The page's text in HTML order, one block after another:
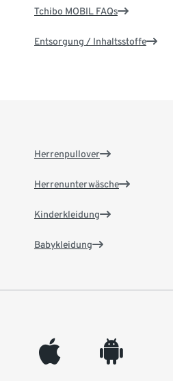
Tchibo MOBIL FAQs
Entsorgung / Inhaltsstoffe
Herrenpullover
Herrenunterwäsche
Kinderkleidung
Babykleidung
appleinc android